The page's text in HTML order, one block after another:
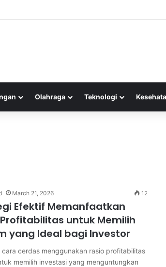
Area Jenuh Beli dan Jenuh Jual dengan
Olahraga Teknologi
March 21, 2026 12
Efektif Memanfaatkan
untuk Memilih
yang Ideal bagi Investor
cara cerdas menggunakan rasio profitabilitas
memilih investasi yang menguntungkan